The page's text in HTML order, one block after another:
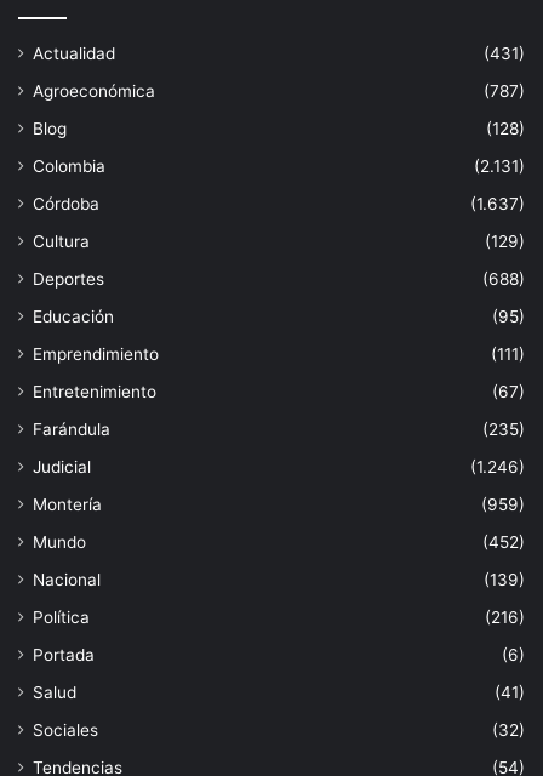
Actualidad
(431)
Agroeconómica
(787)
Blog
(128)
Colombia
(2.131)
Córdoba
(1.637)
Cultura
(129)
Deportes
(688)
Educación
(95)
Emprendimiento
(111)
Entretenimiento
(67)
Farándula
(235)
Judicial
(1.246)
Montería
(959)
Mundo
(452)
Nacional
(139)
Política
(216)
Portada
(6)
Salud
(41)
Sociales
(32)
Tendencias
(54)